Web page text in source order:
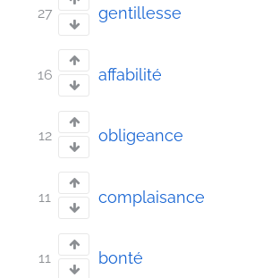
27 gentillesse
16 affabilité
12 obligeance
11 complaisance
11 bonté